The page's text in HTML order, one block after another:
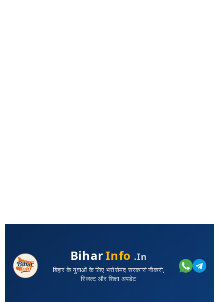
BiharInfo .in
बिहार के युवाओं के लिए भरोसेमंद सरकारी नौकरी,
रिजल्ट और शिक्षा अपडेट